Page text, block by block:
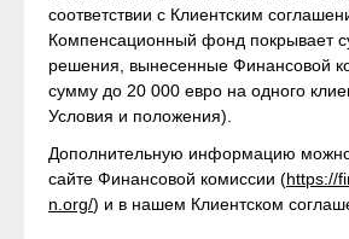
соответствии с Клиентским
Компенсационный фонд покрывает
решения, вынесенные Финансовой
сумму до 20 000 евро на одного
Условия и положения).
Дополнительную информацию
сайте Финансовой комиссии (https://
n.org/) и в нашем Клиентском